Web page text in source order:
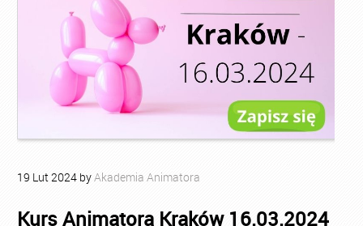
19 Lut 2024 by Akademia Animatora
Kurs Animatora Kraków 16.03.2024